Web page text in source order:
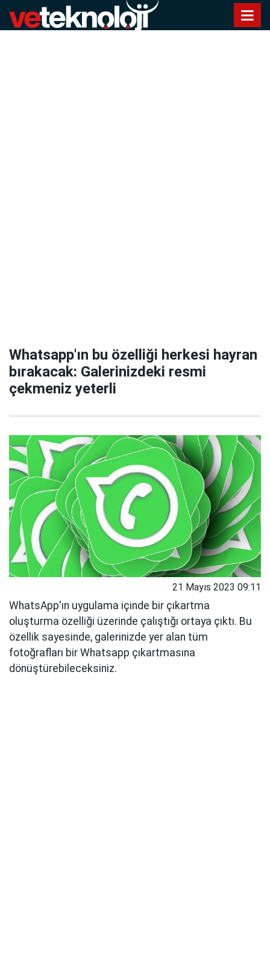
Whatsapp'ın bu özelliği herkesi hayran
bırakacak: Galerinizdeki resmi
çekmeniz yeterli
21 Mayıs 2023 09:11
WhatsApp'ın uygulama içinde bir çıkartma
oluşturma özelliği üzerinde çalıştığı ortaya çıktı. Bu
özellik sayesinde, galerinizde yer alan tüm
fotoğrafları bir Whatsapp çıkartmasına
dönüştürebileceksiniz.